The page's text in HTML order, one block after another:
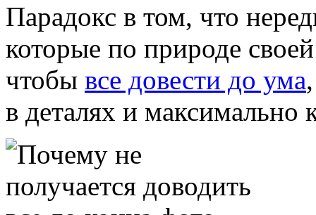
Парадокс в том, что
которые по природе
чтобы все довести до ума
в деталях и максимально